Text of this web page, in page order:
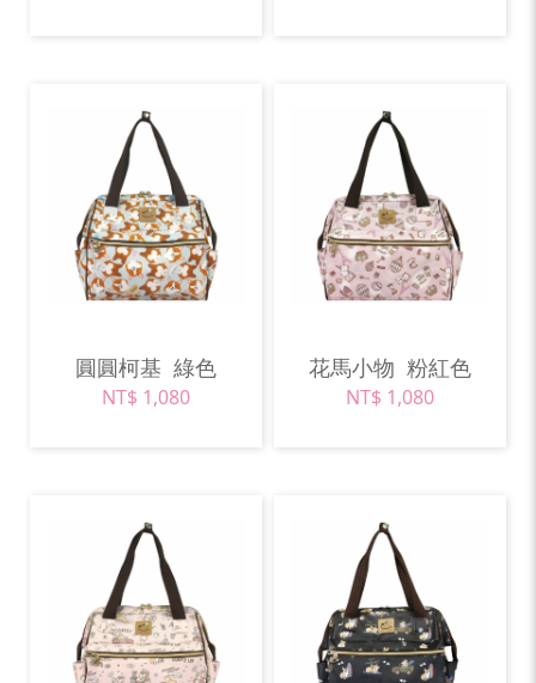
圓圓柯基 綠色
NT$ 1,080
花馬小物 粉紅色
NT$ 1,080